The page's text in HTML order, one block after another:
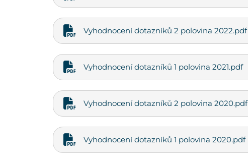
Vyhodnocení dotazníků 2 polovina 2022.pdf
Vyhodnocení dotazníků 1 polovina 2021.pdf
Vyhodnocení dotazníků 2 polovina 2020.pdf
Vyhodnocení dotazníků 1 polovina 2020.pdf